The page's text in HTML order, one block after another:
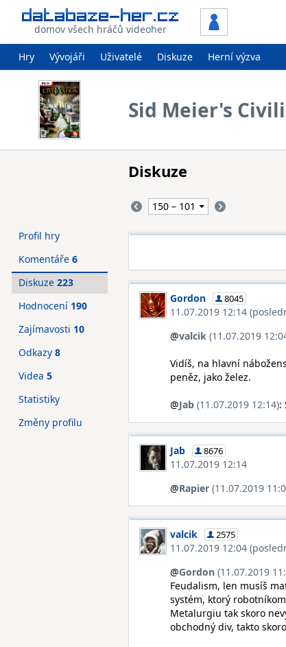
domov všech hráčů videoher
Hry Vývojáři Uživatelé Diskuze Herní výzva
Sid Meier's
Diskuze
Gordon 8045
11.07.2019 12:14
@valcik (11.07.2019
Vidíš, na hlavní
peněz, jako želez.
@Jab (11.07.2019 12:14):
Jab 8676
11.07.2019 12:14
@Rapier (11.07.2019
valcik 2575
11.07.2019 12:04
@Gordon (11.07.2019
Feudalism, len musíš
systém, ktorý
Metalurgiu tak skoro
obchodný div, takto
Profil hry
Komentáře 6
Diskuze 223
Hodnocení 190
Zajímavosti 10
Odkazy 8
Videa 5
Statistiky
Změny profilu